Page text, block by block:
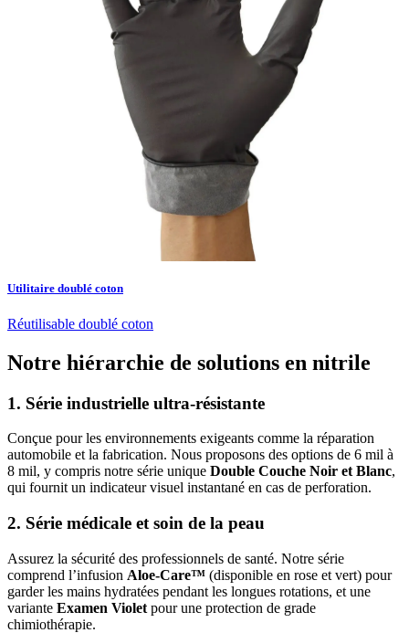
Utilitaire doublé coton
Réutilisable doublé coton
Notre hiérarchie de solutions en nitrile
1. Série industrielle ultra-résistante
Conçue pour les environnements exigeants comme la réparation
automobile et la fabrication. Nous proposons des options de 6 mil à
8 mil, y compris notre série unique Double Couche Noir et Blanc,
qui fournit un indicateur visuel instantané en cas de perforation.
2. Série médicale et soin de la peau
Assurez la sécurité des professionnels de santé. Notre série
comprend l’infusion Aloe-Care™ (disponible en rose et vert) pour
garder les mains hydratées pendant les longues rotations, et une
variante Examen Violet pour une protection de grade
chimiothérapie.